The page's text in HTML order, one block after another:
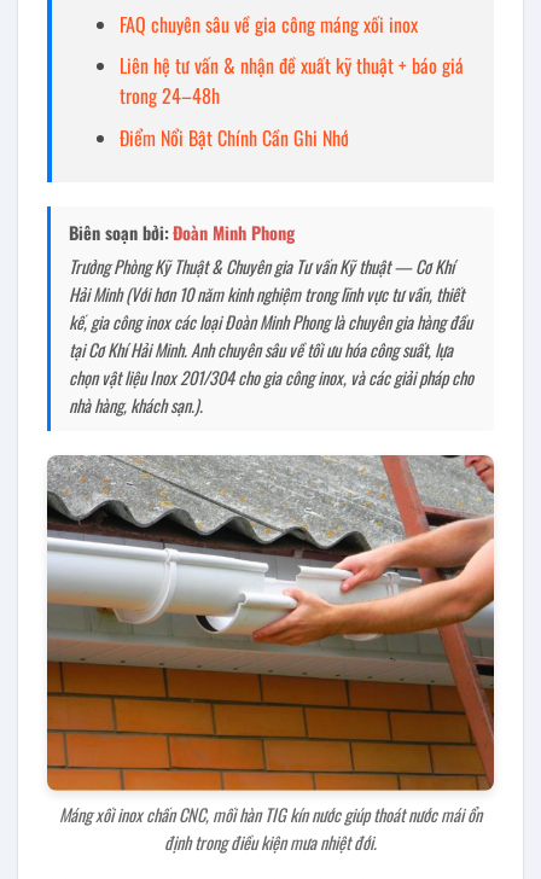
FAQ chuyên sâu về gia công máng xối inox
Liên hệ tư vấn & nhận đề xuất kỹ thuật + báo giá
trong 24–48h
Điểm Nổi Bật Chính Cần Ghi Nhớ
Biên soạn bởi:Đoàn Minh Phong
Trưởng Phòng Kỹ Thuật & Chuyên gia Tư vấn Kỹ thuật — Cơ Khí
Hải Minh (Với hơn 10 năm kinh nghiệm trong lĩnh vực tư vấn, thiết
kế, gia công inox các loại Đoàn Minh Phong là chuyên gia hàng đầu
tại Cơ Khí Hải Minh. Anh chuyên sâu về tối ưu hóa công suất, lựa
chọn vật liệu Inox 201/304 cho gia công inox, và các giải pháp cho
nhà hàng, khách sạn.).
Máng xối inox chấn CNC, mối hàn TIG kín nước giúp thoát nước mái ổn
định trong điều kiện mưa nhiệt đới.